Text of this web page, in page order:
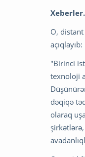
O,
açıqlayıb:
"Birinci
texnoloji
dəqiqə
olaraq